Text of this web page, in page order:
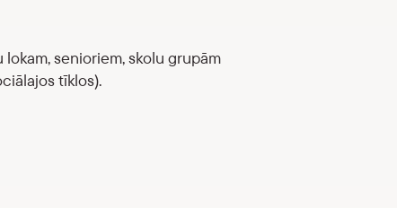
senioriem, skolu grupām
tīklos).